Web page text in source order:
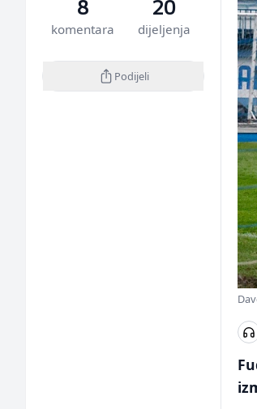
8
komentara
20
dijeljenja
Podijeli